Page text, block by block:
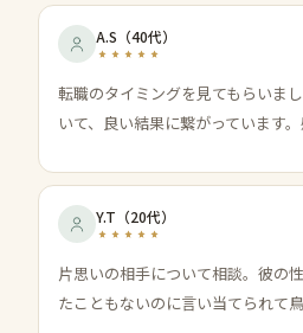
A.S （40代）
転職のタイミングを見てもらいま
いて、良い結果に繋がっています
Y.T （20代）
片思いの相手について相談。彼の
たこともないのに言い当てられて鳥